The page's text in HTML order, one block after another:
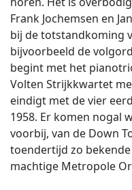
Frank Jochemsen en
bij de totstandkoming
bijvoorbeeld de
begint met het
Volten Strijkkwartet
eindigt met de vier
1958. Er komen nogal
voorbij, van de Down
toendertijd zo
machtige Metropole